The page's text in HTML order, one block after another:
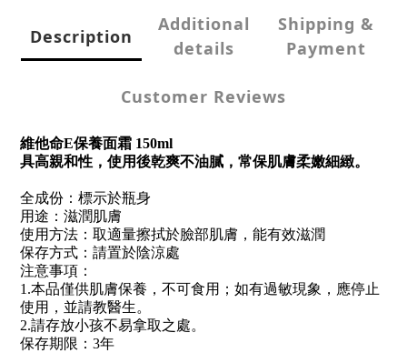
Description
Additional
details
Shipping &
Payment
Customer Reviews
維他命E保養面霜 150ml
具高親和性，使用後乾爽不油膩，常保肌膚柔嫩細緻。
全成份：標示於瓶身
用途：滋潤肌膚
使用方法：取適量擦拭於臉部肌膚，能有效滋潤
保存方式：請置於陰涼處
注意事項：
1.本品僅供肌膚保養，不可食用；如有過敏現象，應停止
使用，並請教醫生。
2.請存放小孩不易拿取之處。
保存期限：3年